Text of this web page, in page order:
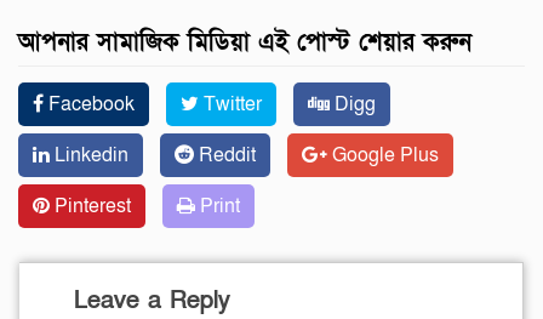
আপনার সামাজিক মিডিয়া এই পোস্ট শেয়ার করুন
Facebook Twitter
Digg
Linkedin
Reddit
Google Plus
Pinterest
Print
Leave a Reply